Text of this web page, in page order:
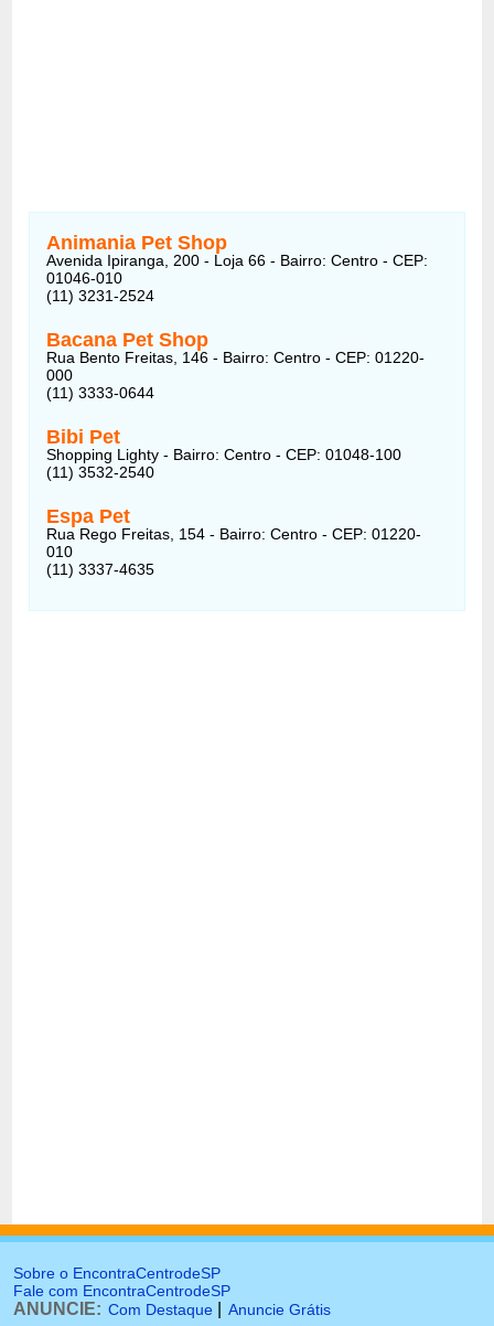
Animania Pet Shop
Avenida Ipiranga, 200 - Loja 66 - Bairro: Centro - CEP:
01046-010
(11) 3231-2524
Bacana Pet Shop
Rua Bento Freitas, 146 - Bairro: Centro - CEP: 01220-
000
(11) 3333-0644
Bibi Pet
Shopping Lighty - Bairro: Centro - CEP: 01048-100
(11) 3532-2540
Espa Pet
Rua Rego Freitas, 154 - Bairro: Centro - CEP: 01220-
010
(11) 3337-4635
Sobre o EncontraCentrodeSP
Fale com EncontraCentrodeSP
ANUNCIE: Com Destaque Anuncie Grátis